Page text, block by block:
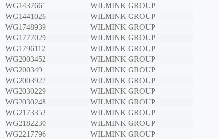
WG1437661
WILMINK GROUP
WG1441026
WILMINK GROUP
WG1748939
WILMINK GROUP
WG1777029
WILMINK GROUP
WG1796112
WILMINK GROUP
WG2003452
WILMINK GROUP
WG2003491
WILMINK GROUP
WG2003927
WILMINK GROUP
WG2030229
WILMINK GROUP
WG2030248
WILMINK GROUP
WG2173352
WILMINK GROUP
WG2182230
WILMINK GROUP
WG2217796
WILMINK GROUP